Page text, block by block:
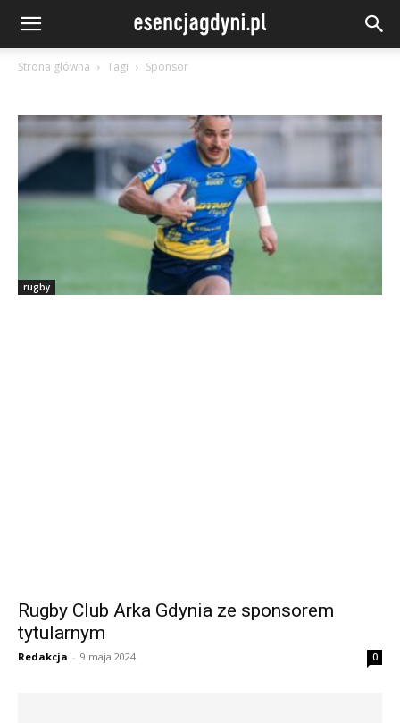
Strona główna Tagi Sponsor
rugby
Rugby Club Arka Gdynia ze sponsorem
tytularnym
Redakcja - 9 maja 2024 0